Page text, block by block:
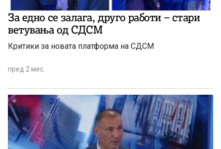
За едно се залага, друго работи – стари
ветувања од СДСМ
Критики за новата платформа на СДСМ
пред 2 мес.